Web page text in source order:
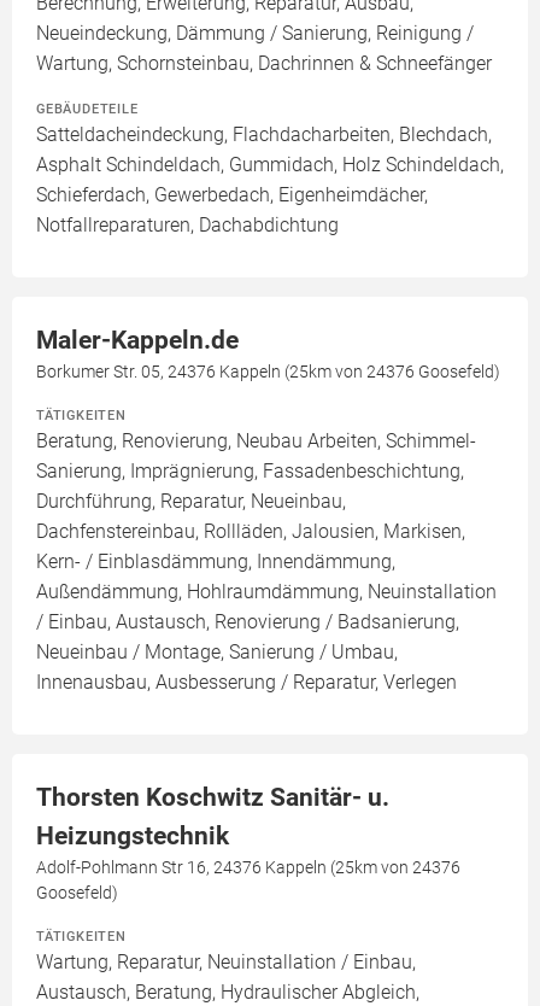
Neueindeckung, Dämmung / Sanierung, Reinigung /
Wartung, Schornsteinbau, Dachrinnen & Schneefänger
GEBÄUDETEILE
Satteldacheindeckung, Flachdacharbeiten, Blechdach,
Asphalt Schindeldach, Gummidach, Holz Schindeldach,
Schieferdach, Gewerbedach, Eigenheimdächer,
Notfallreparaturen, Dachabdichtung
Maler-Kappeln.de
Borkumer Str. 05, 24376 Kappeln (25km von 24376 Goosefeld)
TÄTIGKEITEN
Beratung, Renovierung, Neubau Arbeiten, Schimmel-
Sanierung, Imprägnierung, Fassadenbeschichtung,
Durchführung, Reparatur, Neueinbau,
Dachfenstereinbau, Rollläden, Jalousien, Markisen,
Kern- / Einblasdämmung, Innendämmung,
Außendämmung, Hohlraumdämmung, Neuinstallation
/ Einbau, Austausch, Renovierung / Badsanierung,
Neueinbau / Montage, Sanierung / Umbau,
Innenausbau, Ausbesserung / Reparatur, Verlegen
Thorsten Koschwitz Sanitär- u.
Heizungstechnik
Adolf-Pohlmann Str 16, 24376 Kappeln (25km von 24376
Goosefeld)
TÄTIGKEITEN
Wartung, Reparatur, Neuinstallation / Einbau,
Austausch, Beratung, Hydraulischer Abgleich,